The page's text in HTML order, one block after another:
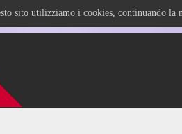
sito utilizziamo i cookies, continuando la